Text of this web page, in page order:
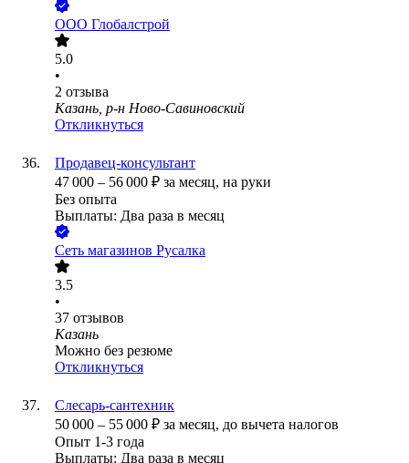
ООО Глобалстрой
5.0
•
2 отзыва
Казань, р-н Ново-Савиновский
Откликнуться
Продавец-консультант
47 000 – 56 000 ₽ за месяц, на руки
Без опыта
Выплаты: Два раза в месяц
Сеть магазинов Русалка
3.5
•
37 отзывов
Казань
Можно без резюме
Откликнуться
Слесарь-сантехник
50 000 – 55 000 ₽ за месяц, до вычета налогов
Опыт 1-3 года
Выплаты: Два раза в месяц